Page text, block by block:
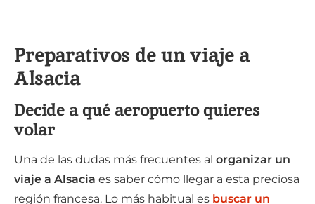
Preparativos de un viaje a
Alsacia
Decide a qué aeropuerto quieres
volar
Una de las dudas más frecuentes al organizar un
viaje a Alsacia es saber cómo llegar a esta preciosa
región francesa. Lo más habitual es buscar un